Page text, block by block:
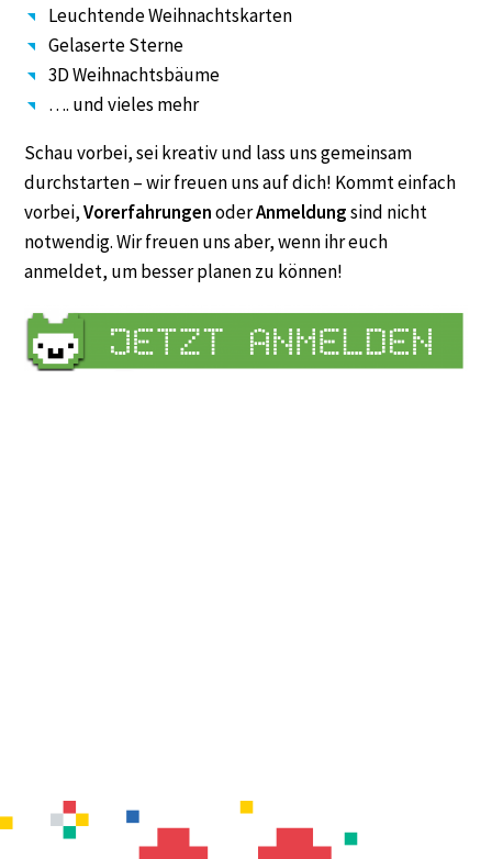
Leuchtende Weihnachtskarten
Gelaserte Sterne
3D Weihnachtsbäume
…. und vieles mehr
Schau vorbei, sei kreativ und lass uns gemeinsam
durchstarten – wir freuen uns auf dich! Kommt einfach
vorbei,VorerfahrungenoderAnmeldungsind nicht
notwendig. Wir freuen uns aber, wenn ihr euch
anmeldet, um besser planen zu können!